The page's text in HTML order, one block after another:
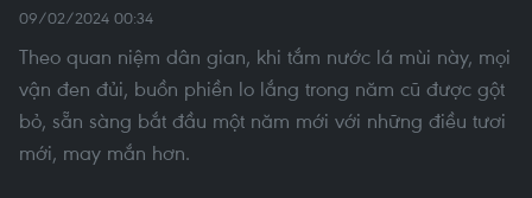
09/02/2024 00:34
Theo quan niệm dân gian, khi tắm nước lá mùi này, mọi
vận đen đủi, buồn phiền lo lắng trong năm cũ được gột
bỏ, sẵn sàng bắt đầu một năm mới với những điều tươi
mới, may mắn hơn.